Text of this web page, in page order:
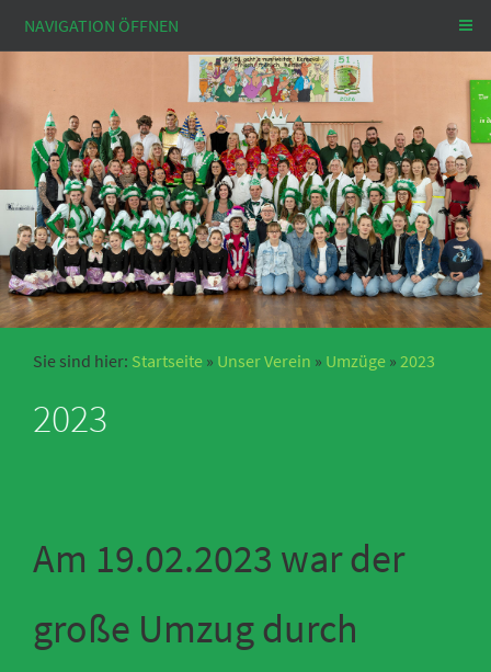
NAVIGATION ÖFFNEN
Sie sind hier: Startseite » Unser Verein » Umzüge » 2023
2023
Am 19.02.2023 war der
große Umzug durch